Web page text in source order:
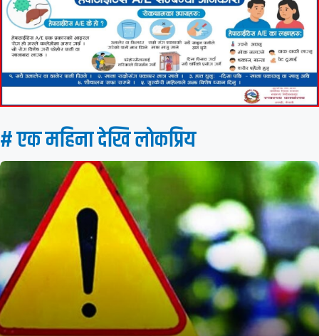
# एक महिना देखि लाेकप्रिय